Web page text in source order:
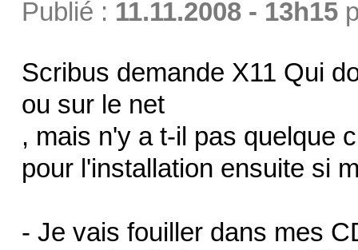
Publié : 11.11.2008 - 13h15
Scribus demande X11 Qui
ou sur le net
, mais n'y a t-il pas quelque
pour l'installation ensuite si
- Je vais fouiller dans mes